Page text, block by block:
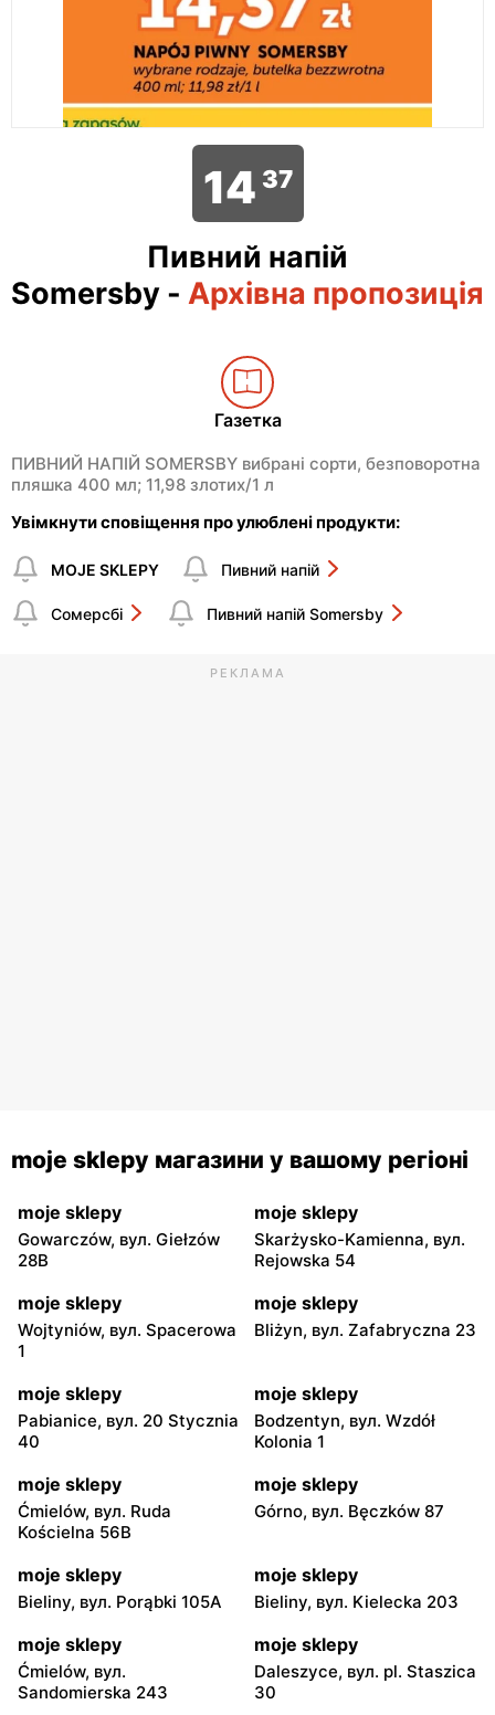
14 37
Пивний напій
Somersby - Архівна пропозиція
Газетка
ПИВНИЙ НАПІЙ SOMERSBY вибрані сорти, безповоротна
пляшка 400 мл; 11,98 злотих/1 л
Увімкнути сповіщення про улюблені продукти:
MOJE SKLEPY Пивний напій
Сомерсбі Пивний напій Somersby
РЕКЛАМА
moje sklepy магазини у вашому регіоні
moje sklepy
Gowarczów, вул. Giełzów
28B
moje sklepy
Skarżysko-Kamienna, вул.
Rejowska 54
moje sklepy
Wojtyniów, вул. Spacerowa
1
moje sklepy
Bliżyn, вул. Zafabryczna 23
moje sklepy
Pabianice, вул. 20 Stycznia
40
moje sklepy
Bodzentyn, вул. Wzdół
Kolonia 1
moje sklepy
Ćmielów, вул. Ruda
Kościelna 56B
moje sklepy
Górno, вул. Bęczków 87
moje sklepy
Bieliny, вул. Porąbki 105A
moje sklepy
Bieliny, вул. Kielecka 203
moje sklepy
Ćmielów, вул.
Sandomierska 243
moje sklepy
Daleszyce, вул. pl. Staszica
30